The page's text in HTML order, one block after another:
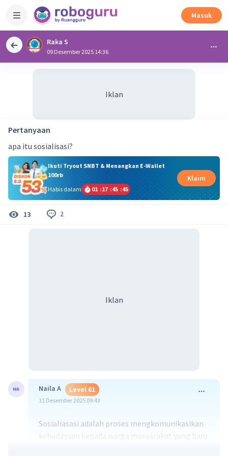
Masuk
Raka S
09 Desember 2025 14:36
Iklan
Pertanyaan
apa itu sosialisasi?
Ikuti Tryout SNBT & Menangkan E-Wallet
100rb
Habis dalam
01 :17 :45 :45
Klaim
13 2
Iklan
Naila A Level 61
11 Desember 2025 09:43
Sosialiasasi adalah proses mengkomunikasikan
kebudayaan kepada warga masyarakat yang baru.